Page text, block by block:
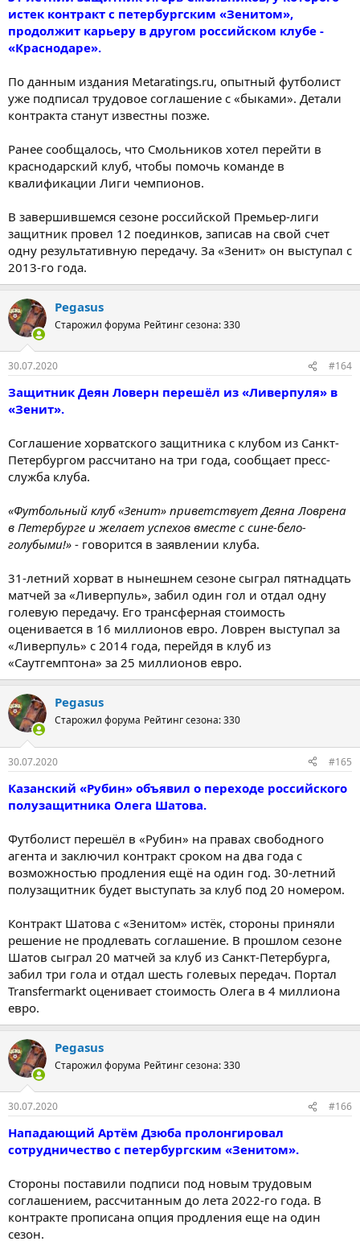
истек контракт с петербургским «Зенитом»,
продолжит карьеру в другом российском клубе -
«Краснодаре».
По данным издания Metaratings.ru, опытный футболист
уже подписал трудовое соглашение с «быками». Детали
контракта станут известны позже.
Ранее сообщалось, что Смольников хотел перейти в
краснодарский клуб, чтобы помочь команде в
квалификации Лиги чемпионов.
В завершившемся сезоне российской Премьер-лиги
защитник провел 12 поединков, записав на свой счет
одну результативную передачу. За «Зенит» он выступал с
2013-го года.
Pegasus
Старожил форума Рейтинг сезона: 330
30.07.2020 #164
Защитник Деян Ловерн перешёл из «Ливерпуля» в
«Зенит».
Соглашение хорватского защитника с клубом из Санкт-
Петербургом рассчитано на три года, сообщает пресс-
служба клуба.
«Футбольный клуб «Зенит» приветствует Деяна Ловрена
в Петербурге и желает успехов вместе с сине-бело-
голубыми!» - говорится в заявлении клуба.
31-летний хорват в нынешнем сезоне сыграл пятнадцать
матчей за «Ливерпуль», забил один гол и отдал одну
голевую передачу. Его трансферная стоимость
оценивается в 16 миллионов евро. Ловрен выступал за
«Ливерпуль» с 2014 года, перейдя в клуб из
«Саутгемптона» за 25 миллионов евро.
Pegasus
Старожил форума Рейтинг сезона: 330
30.07.2020 #165
Казанский «Рубин» объявил о переходе российского
полузащитника Олега Шатова.
Футболист перешёл в «Рубин» на правах свободного
агента и заключил контракт сроком на два года с
возможностью продления ещё на один год. 30-летний
полузащитник будет выступать за клуб под 20 номером.
Контракт Шатова с «Зенитом» истёк, стороны приняли
решение не продлевать соглашение. В прошлом сезоне
Шатов сыграл 20 матчей за клуб из Санкт-Петербурга,
забил три гола и отдал шесть голевых передач. Портал
Transfermarkt оценивает стоимость Олега в 4 миллиона
евро.
Pegasus
Старожил форума Рейтинг сезона: 330
30.07.2020 #166
Нападающий Артём Дзюба пролонгировал
сотрудничество с петербургским «Зенитом».
Стороны поставили подписи под новым трудовым
соглашением, рассчитанным до лета 2022-го года. В
контракте прописана опция продления еще на один
сезон.